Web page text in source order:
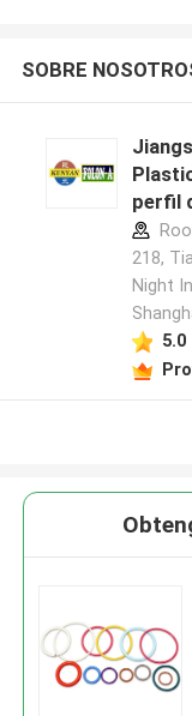
SOBRE
perfil
218,
Night
5.0